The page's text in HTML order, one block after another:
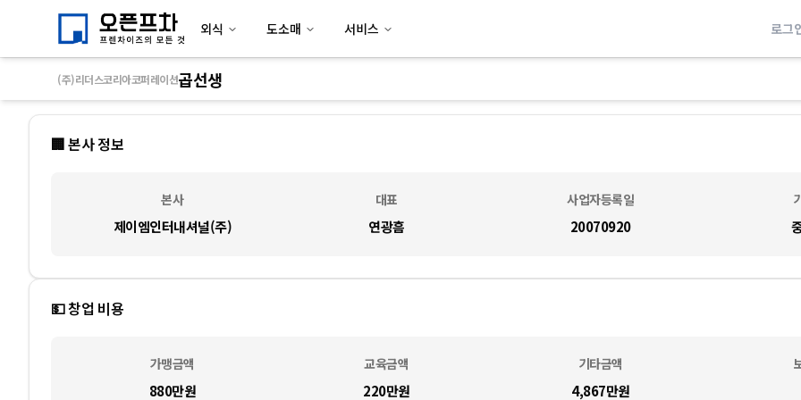
🏢 본사 정보
본사 대표 사업자등록일
제이엠인터내셔널(주) 연광흠 20070920
(주)리더스코리아코퍼레이션곱선생
💵 창업 비용
가맹금액 교육금액 기타금액
880만원 220만원 4,867만원
외식 도소매 서비스 로그